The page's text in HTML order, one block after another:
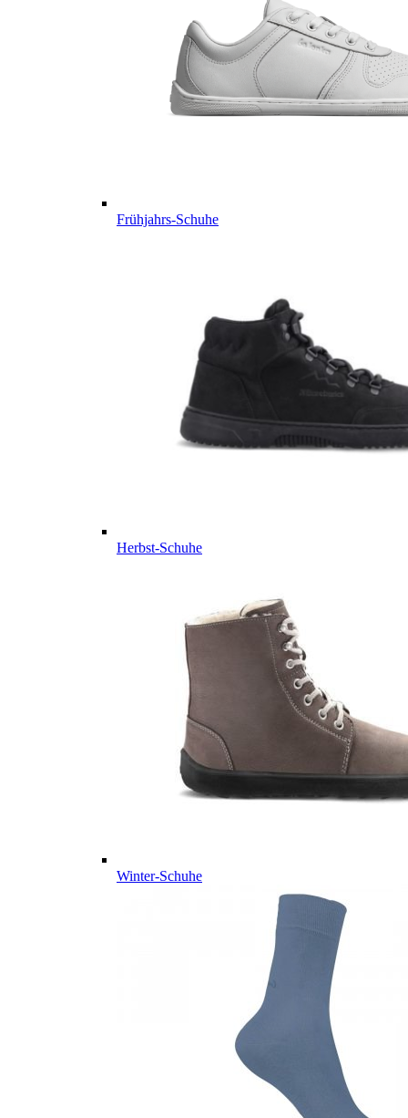
Frühjahrs-Schuhe
Herbst-Schuhe
Winter-Schuhe